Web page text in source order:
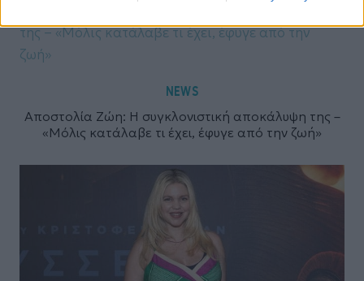
NEWS
Αποστολία Ζώη: Η συγκλονιστική αποκάλυψη της –
«Μόλις κατάλαβε τι έχει, έφυγε από την ζωή»